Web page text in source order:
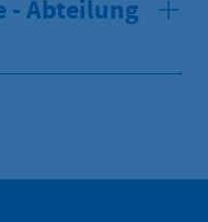
- Abteilung